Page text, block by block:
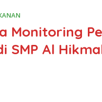
Monitoring
SMP Al